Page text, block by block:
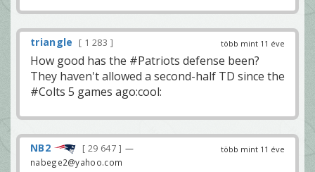
több mint 11 éve
triangle 1 283
How good has the #Patriots defense been?
They haven't allowed a second-half TD since the
#Colts 5 games ago:cool:
több mint 11 éve
NB2 29 647
—
nabege2@yahoo.com